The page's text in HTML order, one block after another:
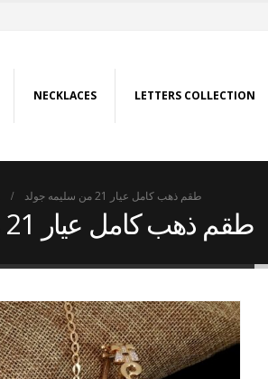
NECKLACES LETTERS COLLECTION
طقم ذهب كامل عيار 21 من سليمه جولد
طقم ذهب كامل عيار 21 من سليمه جولد